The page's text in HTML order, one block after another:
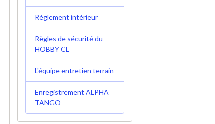
Règlement intérieur
Règles de sécurité du
HOBBY CL
L'équipe entretien terrain
Enregistrement ALPHA
TANGO